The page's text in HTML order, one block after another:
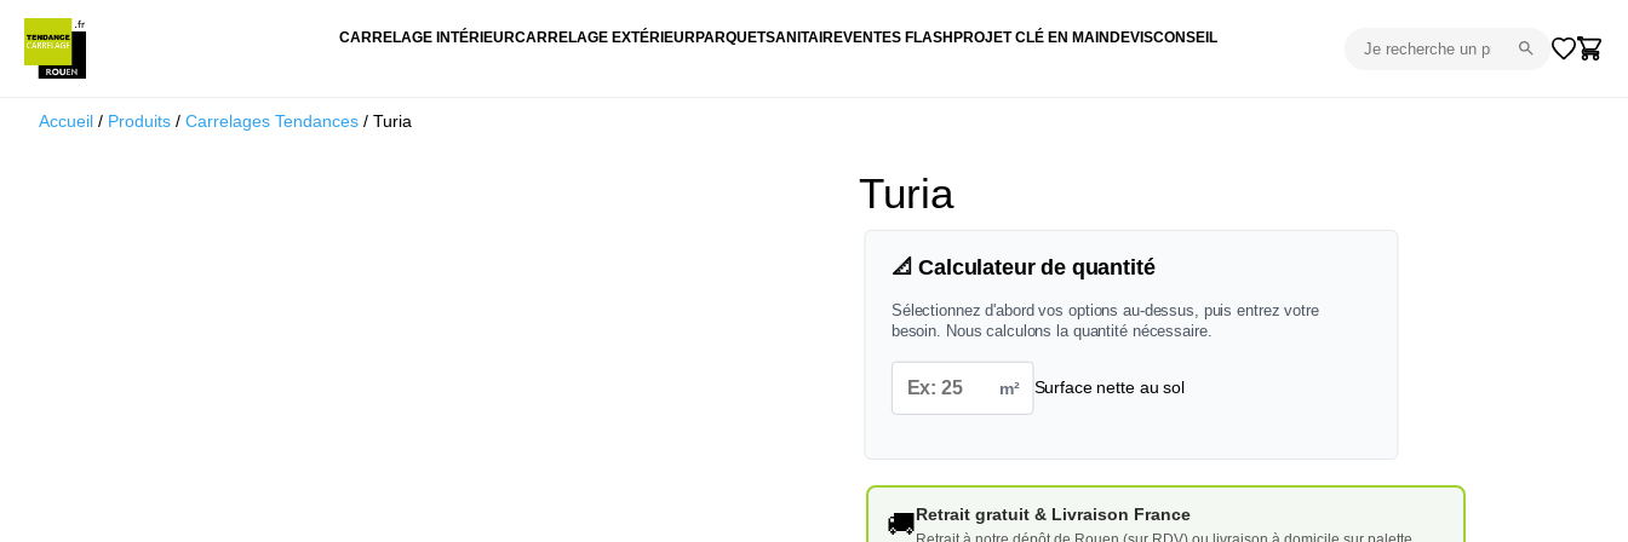
CARRELAGE INTÉRIEURCARRELAGE EXTÉRIEURPARQUETSANITAIREVENTES FLASH PROJET CLÉ EN MAIN DEVISCONSEIL
Accueil / Produits / Carrelages Tendances / Turia
Turia
📐 Calculateur de quantité
Sélectionnez d'abord vos options au-dessus, puis entrez votre
besoin. Nous calculons la quantité nécessaire.
m² Surface nette au sol
🚚Retrait gratuit & Livraison France